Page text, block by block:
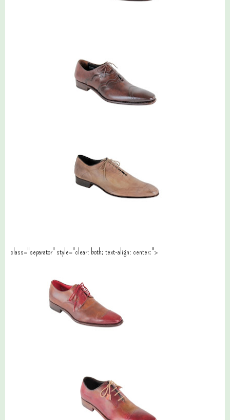
class="separator" style="clear: both; text-align: center;">